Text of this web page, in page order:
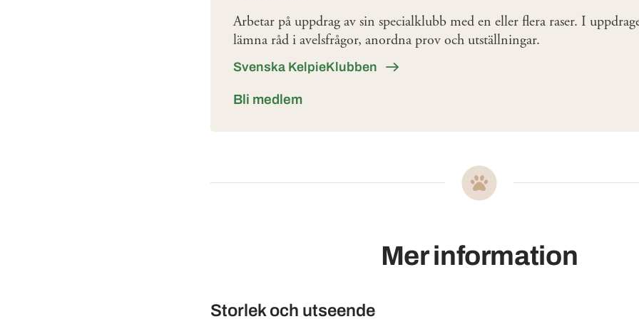
Arbetar på uppdrag av sin specialklubb med en eller flera raser. I
lämna råd i avelsfrågor, anordna prov och utställningar.
Svenska KelpieKlubben
Bli medlem
Mer information
Storlek och utseende